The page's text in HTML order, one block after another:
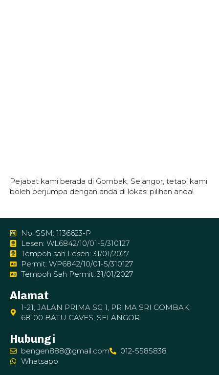
Pejabat kami berada di Gombak, Selangor, tetapi kami
boleh berjumpa dengan anda di lokasi pilihan anda!
No. SSM: 1136623-P
Lesen: WL6842/10/01-5/310127
Tempoh sah Lesen: 31/01/2027
Permit: WP6842/10/01-5/310127
Tempoh Sah Permit: 31/01/2027
Alamat
1-21, JALAN PRIMA SG 1, PRIMA SRI GOMBAK,
68100 BATU CAVES, SELANGOR
Hubungi
bengen888@gmail.com
012-5585838
Whatsapp